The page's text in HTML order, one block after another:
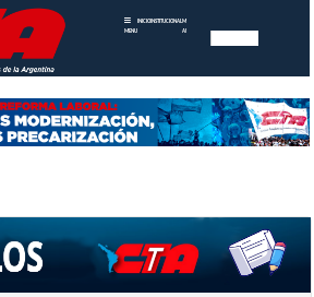
MENU
INICIOINSTITUCIONAL MEMORIAS
ANUALES